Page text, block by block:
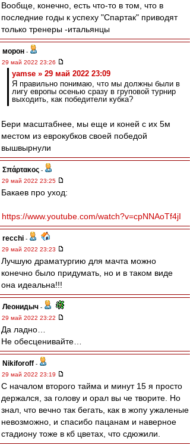
Вообще, конечно, есть что-то в том, что в
последние годы к успеху "Спартак" приводят
только тренеры -итальянцы
морон -
29 май 2022 23:26
yamse » 29 май 2022 23:09
Я правильно понимаю, что мы должны были в
лигу европы осенью сразу в груповой турнир
выходить, как победители кубка?
Бери масштабнее, мы еще и коней с их 5м
местом из еврокубков своей победой
вышвырнули
Σπάρτακος -
29 май 2022 23:25
Бакаев про уход:
https://www.youtube.com/watch?v=cpNNAoTf4jI
recchi -
29 май 2022 23:23
Лучшую драматургию для мачта можно
конечно было придумать, но и в таком виде
она идеальна!!!
Леонидыч -
29 май 2022 23:22
Да ладно…
Не обесценивайте…
Nikiforoff -
29 май 2022 23:19
С началом второго тайма и минут 15 я просто
держался, за голову и орал вы че творите. Но
знал, что вечно так бегать, как в жопу ужаленые
невозможно, и спасибо пацанам и наверное
стадиону тоже в кб цветах, что сдюжили.